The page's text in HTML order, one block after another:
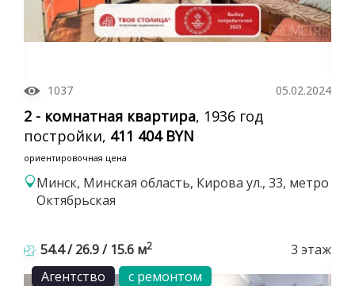
1037 05.02.2024
2 - комнатная квартира, 1936 год
постройки, 411 404 BYN
ориентировочная цена
Минск, Минская область, Кирова ул., 33, метро
Октябрьская
54.4 / 26.9 / 15.6 м2
3 этаж
Агентство
с ремонтом